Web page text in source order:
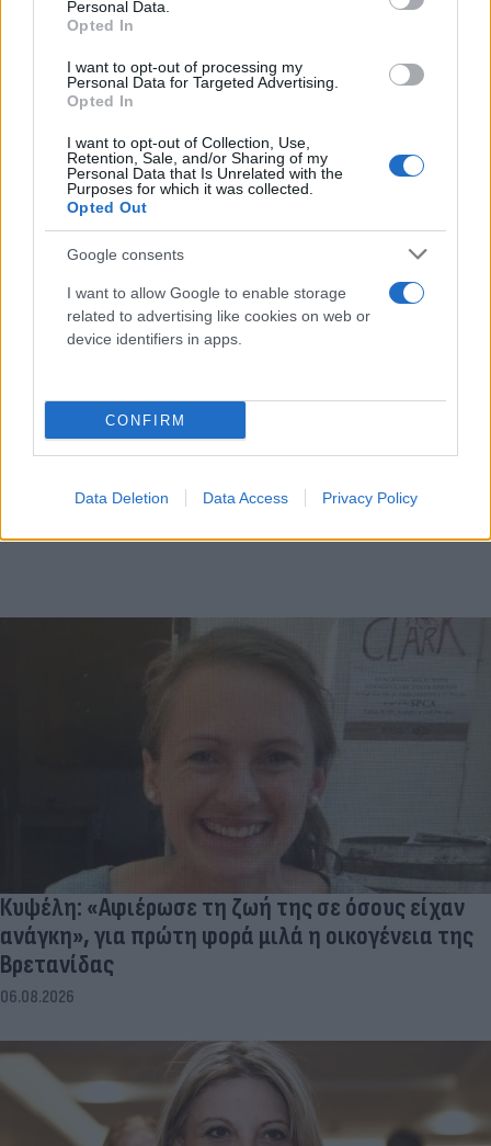
Personal Data.
Opted In
I want to opt-out of processing my
Personal Data for Targeted Advertising.
Opted In
I want to opt-out of Collection, Use,
Retention, Sale, and/or Sharing of my
Personal Data that Is Unrelated with the
Purposes for which it was collected.
Opted Out
Google consents
I want to allow Google to enable storage
related to advertising like cookies on web or
device identifiers in apps.
CONFIRM
Data Deletion Data Access Privacy Policy
Συντριβή ελικοπτέρων στην Ψάθα: Κρίσιμο
αμοντάριστο βίντεο στα χέρια του
«ελληνικού FBI»
Κυψέλη: «Αφιέρωσε τη ζωή της σε όσους είχαν
ανάγκη», για πρώτη φορά μιλά η οικογένεια της
Βρετανίδας
06.08.2026